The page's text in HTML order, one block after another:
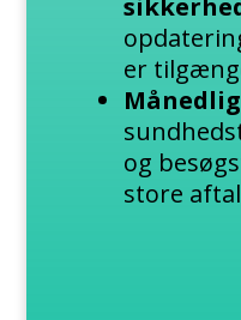
er
og
store